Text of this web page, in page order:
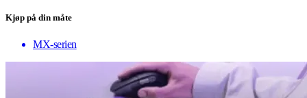
Kjøp på din måte
MX-serien